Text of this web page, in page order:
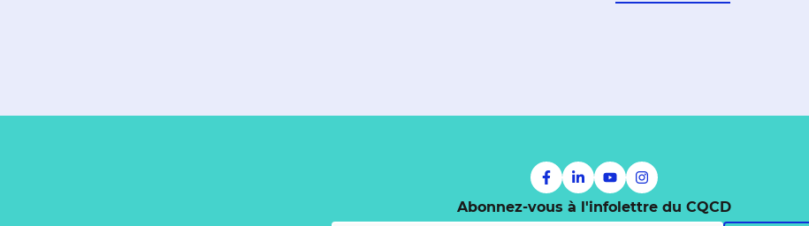
Abonnez-vous à l'infolettre du CQCD